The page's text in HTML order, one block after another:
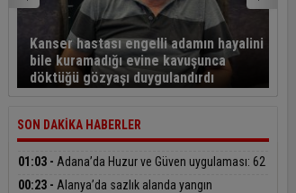
Kanser hastası engelli adamın hayalini
bile kuramadığı evine kavuşunca
döktüğü gözyaşı duygulandırdı
SON DAKİKA HABERLER
01:03 - Adana’da Huzur ve Güven uygulaması: 62
aranan şahıs yakalandı, 3 milyon 924 bin TL ceza
00:23 - Alanya’da sazlık alanda yangın